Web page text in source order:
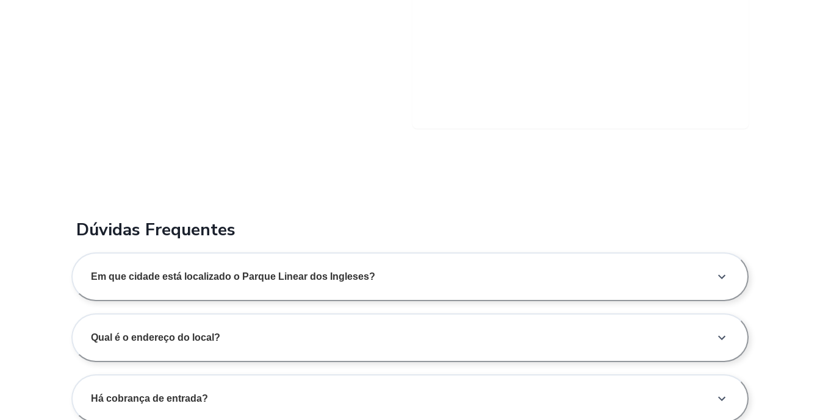
Dúvidas Frequentes
Em que cidade está localizado o Parque Linear dos Ingleses?
Qual é o endereço do local?
Há cobrança de entrada?